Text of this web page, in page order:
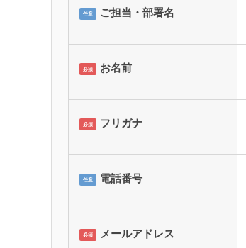
任意 ご担当・部署名
必須 お名前
必須 フリガナ
任意 電話番号
必須 メールアドレス